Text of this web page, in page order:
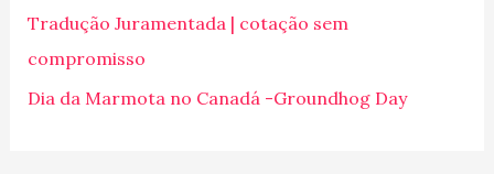
p
o
r
Tradução Juramentada | cotação sem
compromisso
Dia da Marmota no Canadá -Groundhog Day